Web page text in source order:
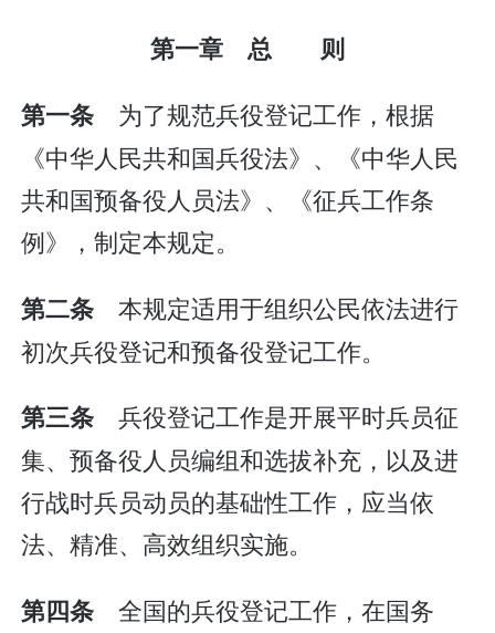
第一章 总 则
第一条 为了规范兵役登记工作，根据
《中华人民共和国兵役法》、《中华人民
共和国预备役人员法》、《征兵工作条
例》，制定本规定。
第二条本规定适用于组织公民依法进行
初次兵役登记和预备役登记工作。
第三条兵役登记工作是开展平时兵员征
集、预备役人员编组和选拔补充，以及进
行战时兵员动员的基础性工作，应当依
法、精准、高效组织实施。
第四条全国的兵役登记工作，在国务